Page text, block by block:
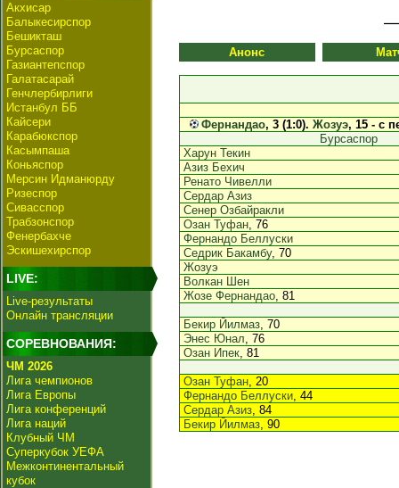
Акхисар
Балыкесирспор
Бешикташ
Бурсаспор
Газиантепспор
Галатасарай
Генчлербирлиги
Истанбул ББ
Кайсери
Карабюкспор
Касымпаша
Коньяспор
Мерсин Идманюрду
Ризеспор
Сивасспор
Трабзонспор
Фенербахче
Эскишехирспор
LIVE:
Live-результаты
Онлайн трансляции
СОРЕВНОВАНИЯ:
ЧМ 2026
Лига чемпионов
Лига Европы
Лига конференций
Лига наций
Клубный ЧМ
Суперкубок УЕФА
Межконтинентальный
кубок
Анонс
Фернандао, 3 (1:0).Жозуэ, 15 - с
Бурсаспор
Харун Текин
Азиз Бехич
Ренато Чивелли
Сердар Азиз
Сенер Озбайракли
Озан Туфан, 76
Фернандо Беллуски
Седрик Бакамбу, 70
Жозуэ
Волкан Шен
Жозе Фернандао, 81
Бекир Йилмаз, 70
Энес Юнал, 76
Озан Ипек, 81
Озан Туфан, 20
Фернандо Беллуски, 44
Сердар Азиз, 84
Бекир Йилмаз, 90